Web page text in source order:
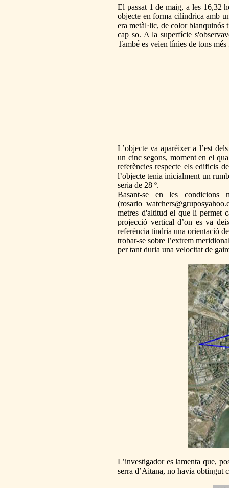
El passat 1 de maig, a les 16,32
objecte en forma cilíndrica amb
era metàl·lic, de color blanquinós
cap so. A la superfície
També es veien línies de tons
L’objecte va aparèixer a l’est
un cinc segons, moment en el
referències respecte els edificis
l’objecte tenia inicialment un
seria de 28 º.
Basant-se en les condicions
(
metres d'altitud el que li permet
projecció vertical d’on es va
referència tindria una orientació
trobar-se sobre l’extrem
per tant duria una velocitat de
L’investigador es lamenta que,
serra d’Aitana, no havia obtingut